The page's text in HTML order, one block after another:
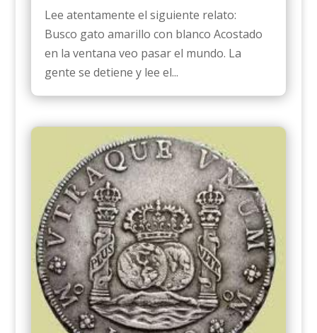
Lee atentamente el siguiente relato:
Busco gato amarillo con blanco Acostado
en la ventana veo pasar el mundo. La
gente se detiene y lee el...